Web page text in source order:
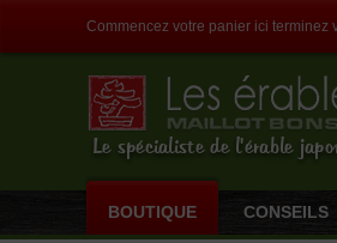
Commencez votre panier ici terminez
Le spécialiste de l'érable
BOUTIQUE CONSEILS